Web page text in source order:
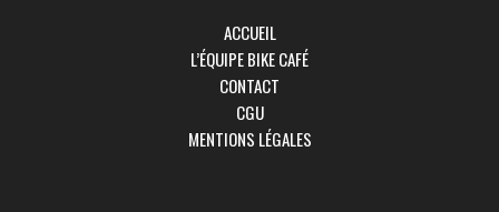
ACCUEIL
L’ÉQUIPE BIKE CAFÉ
CONTACT
CGU
MENTIONS LÉGALES